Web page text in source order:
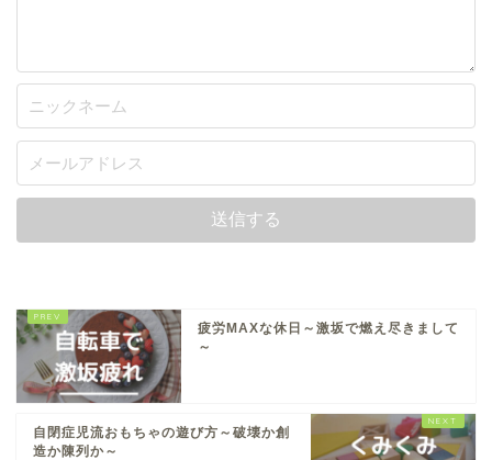
疲労MAXな休日～激坂で燃え尽きまして
～
自閉症児流おもちゃの遊び方～破壊か創
造か陳列か～